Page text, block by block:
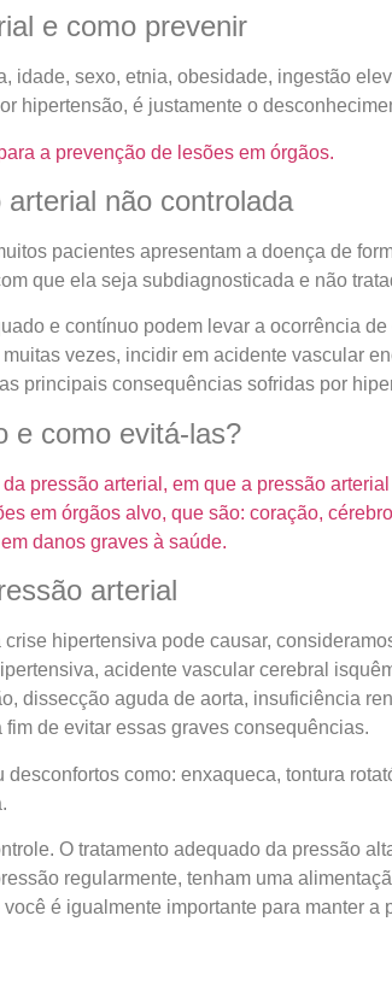
e como prevenir
idade, sexo, etnia, obesidade, ingestão
hipertensão, é justamente o
a prevenção de lesões em órgãos.
não controlada
pacientes apresentam a doença de
que ela seja subdiagnosticada e não
e contínuo podem levar a ocorrência
vezes, incidir em acidente vascular
principais consequências sofridas por
e como evitá-las?
pressão arterial, em que a pressão
em órgãos alvo, que são: coração,
danos graves à saúde.
arterial
hipertensiva pode causar,
acidente vascular cerebral
dissecção aguda de aorta, insuficiência
de evitar essas graves consequências.
como: enxaqueca, tontura
O tratamento adequado da pressão
regularmente, tenham uma
é igualmente importante para manter